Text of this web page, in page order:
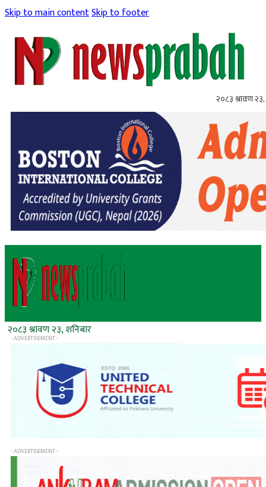
Skip to main contentSkip to footer
२०८३ श्रावण २३,
२०८३ श्रावण २३, शनिबार
- ADVERTISEMENT -
- ADVERTISEMENT -